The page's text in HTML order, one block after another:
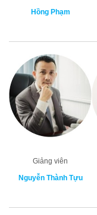
Hồng Phạm
Giảng viên
Nguyễn Thành Tựu